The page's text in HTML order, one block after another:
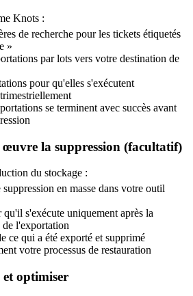
Knots :
de recherche pour les tickets étiquetés
»
par lots vers votre destination de
pour qu'elles s'exécutent
se terminent avec succès avant
la suppression (facultatif)
du stockage :
en masse dans votre outil
s'exécute uniquement après la
l'exportation
ce qui a été exporté et supprimé
votre processus de restauration
optimiser